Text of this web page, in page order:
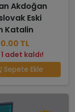
Akdoğan
Eski
Katalin
TL
adet kaldı!
Sepete Ekle